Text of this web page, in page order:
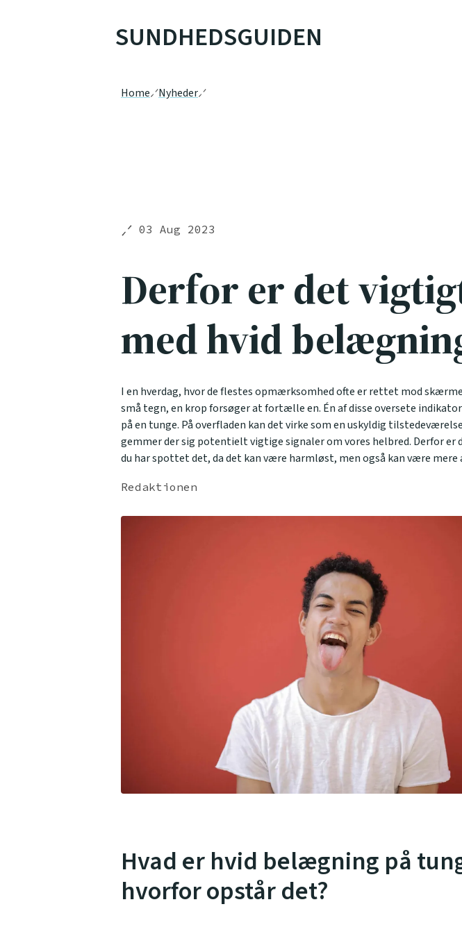
SUNDHEDSGUIDEN
Home Nyheder
03 Aug 2023
Derfor er det
med hvid
I en hverdag, hvor de flestes opmærksomhed ofte er rettet mod
små tegn, en krop forsøger at fortælle en. Én af disse oversete
på en tunge. På overfladen kan det virke som en uskyldig
gemmer der sig potentielt vigtige signaler om vores helbred. Derfor
du har spottet det, da det kan være harmløst, men også kan være
Redaktionen
Hvad er hvid belægning på
hvorfor opstår det?